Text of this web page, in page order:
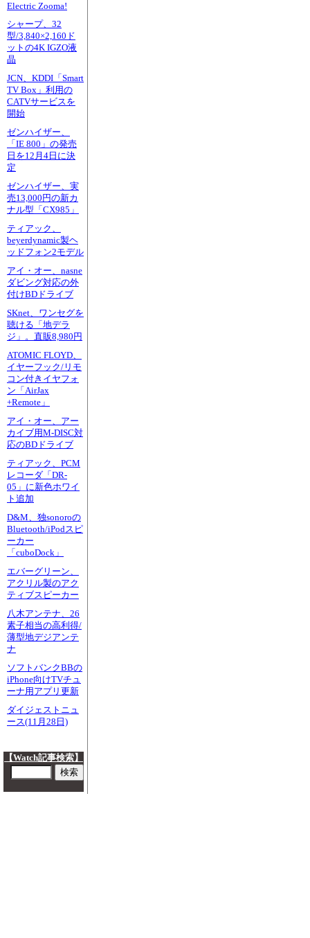
Electric Zooma!
シャープ、32
型/3,840×2,160ド
ットの4K IGZO液
晶
JCN、KDDI「Smart
TV Box」利用の
CATVサービスを
開始
ゼンハイザー、
「IE 800」の発売
日を12月4日に決
定
ゼンハイザー、実
売13,000円の新カ
ナル型「CX985」
ティアック、
beyerdynamic製ヘ
ッドフォン2モデル
アイ・オー、nasne
ダビング対応の外
付けBDドライブ
SKnet、ワンセグを
聴ける「地デラ
ジ」。直販8,980円
ATOMIC FLOYD、
イヤーフック/リモ
コン付きイヤフォ
ン「AirJax
+Remote」
アイ・オー、アー
カイブ用M-DISC対
応のBDドライブ
ティアック、PCM
レコーダ「DR-
05」に新色ホワイ
ト追加
D&M、独sonoroの
Bluetooth/iPodスピ
ーカー
「cuboDock」
エバーグリーン、
アクリル製のアク
ティブスピーカー
八木アンテナ、26
素子相当の高利得/
薄型地デジアンテ
ナ
ソフトバンクBBの
iPhone向けTVチュ
ーナ用アプリ更新
ダイジェストニュ
ース(11月28日)
【Watch記事検索】